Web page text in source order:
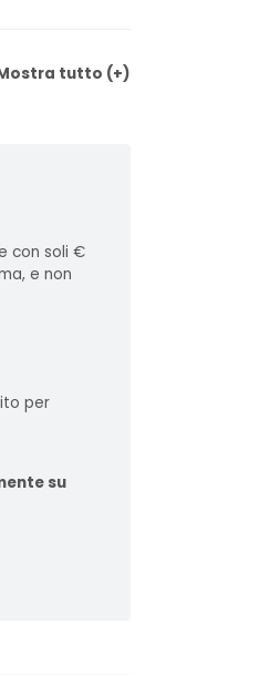
tutto (+)
con soli €
e non
per
su